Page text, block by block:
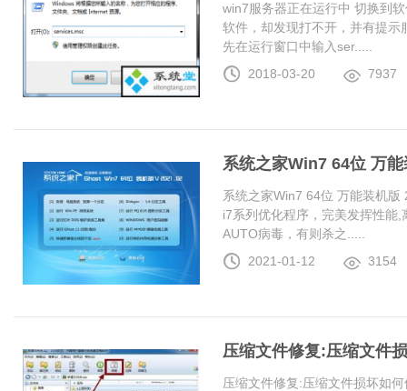
win7服务器正在运行中 切换到
软件，却发现打不开，并有提
先在运行窗口中输入ser.....
2018-03-20
7937
系统之家Win7 64位 万
系统之家Win7 64位 万能装机
i7系列优化程序，完美发挥性能
AUTO病毒，有则杀之.....
2021-01-12
3154
压缩文件修复:压缩文件
压缩文件修复:压缩文件损坏如